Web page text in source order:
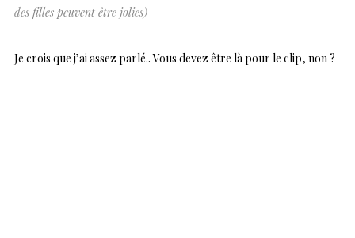
des filles peuvent être jolies)
Je crois que j’ai assez parlé.. Vous devez être là pour le clip, non ?